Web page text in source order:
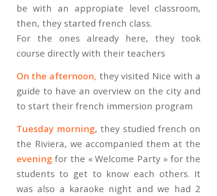
be with an appropiate level classroom,
then, they started french class.
For the ones already here, they took
course directly with their teachers
On the afternoon, they visited Nice with a
guide to have an overview on the city and
to start their french immersion program
Tuesday morning, they studied french on
the Riviera, we accompanied them at the
evening for the « Welcome Party » for the
students to get to know each others. It
was also a karaoke night and we had 2